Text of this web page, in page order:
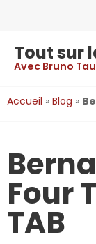
Tout sur
Avec Bruno
Accueil » Blog »
Four
TAB